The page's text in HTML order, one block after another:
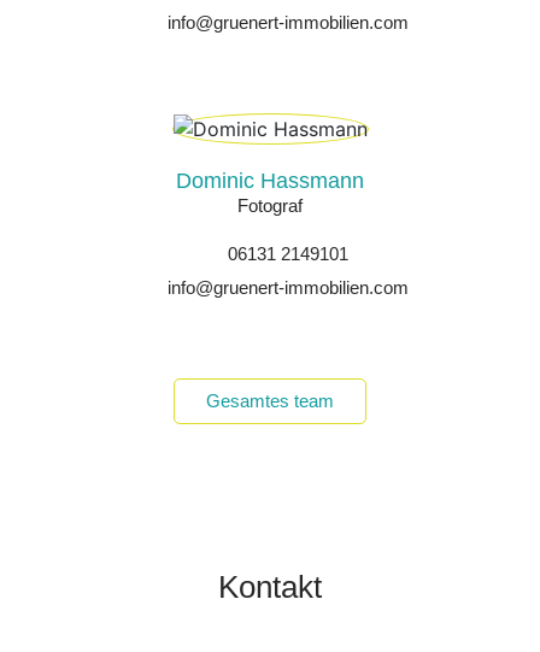
info@gruenert-immobilien.com
Dominic Hassmann
Fotograf
06131 2149101
info@gruenert-immobilien.com
Gesamtes team
Kontakt